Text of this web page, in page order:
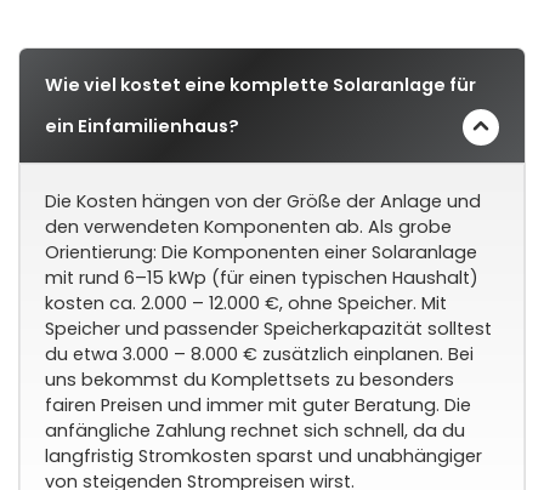
Wie viel kostet eine komplette Solaranlage für
ein Einfamilienhaus?
Die Kosten hängen von der Größe der Anlage und
den verwendeten Komponenten ab. Als grobe
Orientierung: Die Komponenten einer Solaranlage
mit rund 6–15 kWp (für einen typischen Haushalt)
kosten ca. 2.000 – 12.000 €, ohne Speicher. Mit
Speicher und passender Speicherkapazität solltest
du etwa 3.000 – 8.000 € zusätzlich einplanen. Bei
uns bekommst du Komplettsets zu besonders
fairen Preisen und immer mit guter Beratung. Die
anfängliche Zahlung rechnet sich schnell, da du
langfristig Stromkosten sparst und unabhängiger
von steigenden Strompreisen wirst.